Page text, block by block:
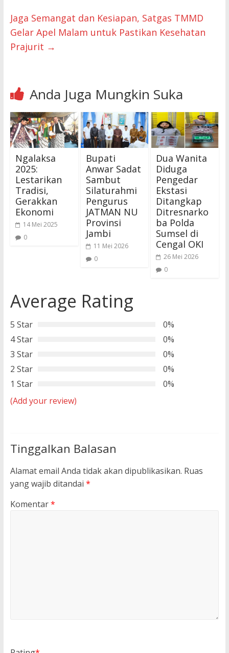
Jaga Semangat dan Kesiapan, Satgas TMMD
Gelar Apel Malam untuk Pastikan Kesehatan
Prajurit →
Anda Juga Mungkin Suka
Ngalaksa
2025:
Lestarikan
Tradisi,
Gerakkan
Ekonomi
14 Mei 2025
0
Bupati
Anwar Sadat
Sambut
Silaturahmi
Pengurus
JATMAN NU
Provinsi
Jambi
11 Mei 2026
0
Dua Wanita
Diduga
Pengedar
Ekstasi
Ditangkap
Ditresnarko
ba Polda
Sumsel di
Cengal OKI
26 Mei 2026
0
Average Rating
5 Star
0%
4 Star
0%
3 Star
0%
2 Star
0%
1 Star
0%
(Add your review)
Tinggalkan Balasan
Alamat email Anda tidak akan dipublikasikan. Ruas
yang wajib ditandai *
Komentar*